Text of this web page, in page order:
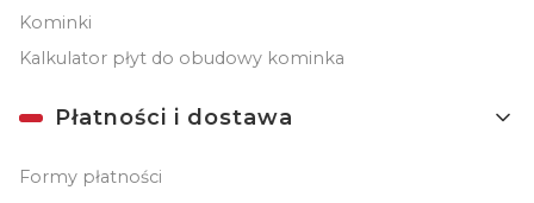
Kominki
Kalkulator płyt do obudowy kominka
Płatności i dostawa
Formy płatności